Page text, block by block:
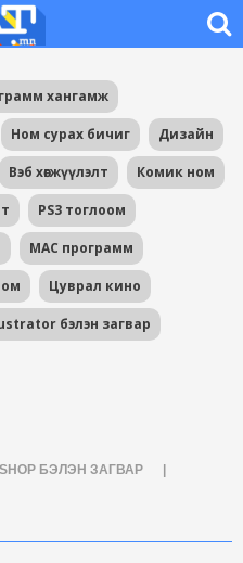
хангамж
Ном сурах бичиг Дизайн
Вэб хөгжүүлэлт Комик ном
PS3 тоглоом
MAC программ
Цуврал кино
бэлэн загвар
БЭЛЭН ЗАГВАР